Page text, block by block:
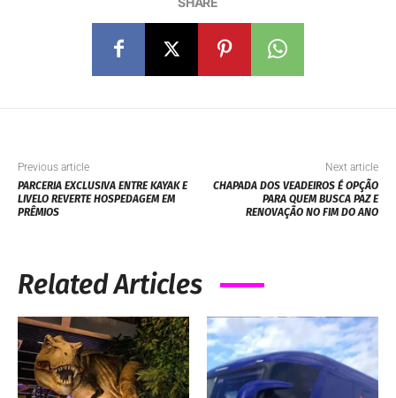
Previous article
PARCERIA EXCLUSIVA ENTRE KAYAK E
LIVELO REVERTE HOSPEDAGEM EM
PRÊMIOS
Next article
CHAPADA DOS VEADEIROS É OPÇÃO
PARA QUEM BUSCA PAZ E
RENOVAÇÃO NO FIM DO ANO
Related Articles